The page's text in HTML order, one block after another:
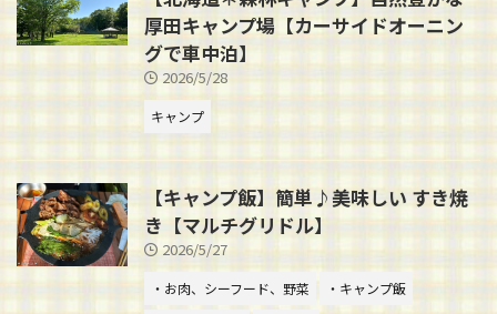
厚田キャンプ場【カーサイドオーニン
グで車中泊】
2026/5/28
キャンプ
【キャンプ飯】簡単♪美味しい すき焼
き【マルチグリドル】
2026/5/27
・お肉、シーフード、野菜 ・キャンプ飯